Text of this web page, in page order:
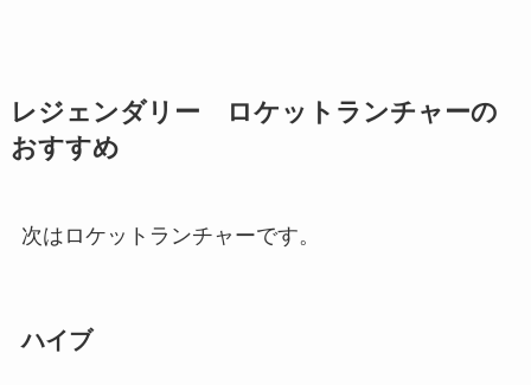
レジェンダリー ロケットランチャーの
おすすめ
次はロケットランチャーです。
ハイブ